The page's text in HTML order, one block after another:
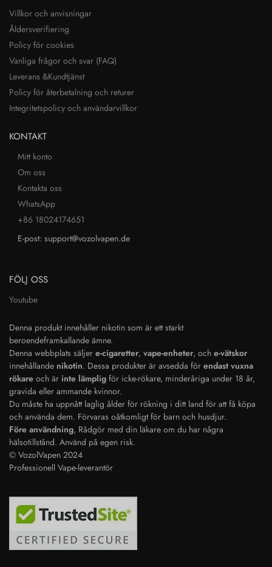
Villkor och anvisningar
Åldersverifiering
Policy för cookies
Vanliga frågor och svar (FAQ)
Leverans &Kundtjänst
Policy för återbetalning och returer
Integritetspolicy och användarvillkor
KONTAKT
Mitt konto
Om oss
Kontakta oss
WhatsApp
+86 18024174651
E-post: support@vozolvapen.de
FÖLJ OSS
Youtube
Denna produkt innehåller nikotin som är ett starkt
beroendeframkallande ämne.
Denna webbplats säljer e-cigaretter, vape-enheter, och e-vätskor
innehållande nikotin. Dessa produkter är avsedda för endast vuxna
rökare och är inte lämplig för icke-rökare, minderåriga under 18 år,
gravida eller ammande kvinnor.
Du måste ha uppnått laglig ålder för rökning i ditt land för att få köpa
och använda dem. Förvaras oåtkomligt för barn och husdjur.
Före användning, Rådgör med din läkare om du har några
hälsotillstånd. Använd på egen risk.
© VozolVapen 2024
Professionell Vape-leverantör
Polish